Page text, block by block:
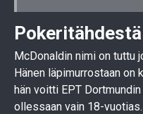
McDonaldin nimi on tuttu
Hänen läpimurrostaan on
hän voitti EPT
ollessaan vain 18-vuotias.